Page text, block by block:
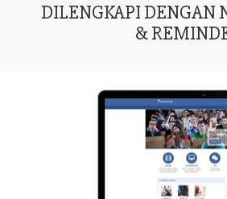
DILENGKAPI DENGAN
&